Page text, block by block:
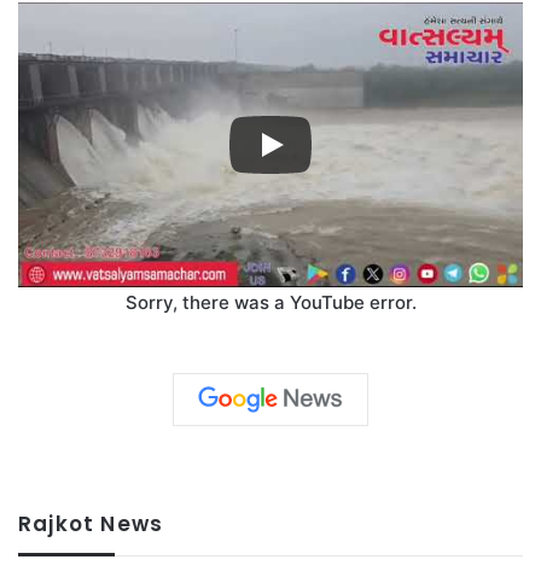
Sorry, there was a YouTube error.
Rajkot News